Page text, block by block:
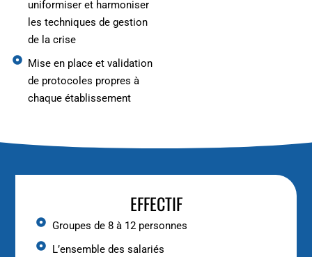
uniformiser et harmoniser
les techniques de gestion
de la crise
Mise en place et validation
de protocoles propres à
chaque établissement
EFFECTIF
Groupes de 8 à 12 personnes
L’ensemble des salariés